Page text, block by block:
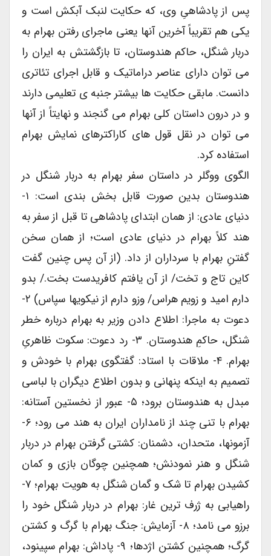
پس از پادشاهیِ وی، که حکایت لنبک آبکش است و
یکی هم تقریباً آخرین آنها یعنی ماجرای رفتن بهرام به
دربار شنگل، حاکم هندوستان، تا بازگشتش به ایران را
می توان دارای عناصر دراماتیک و قابل اجرای تئاتری
دانست. مابقی حکایت ها بیشتر جنبه ی تعلیمی دارند
و در درون داستان کلی بهرام می گنجند و نهایتاً از آنها
می توان در نقل قول های کاراکترهای نمایش بهرام
استفاده کرد.
الگوی ووگلر در داستان سفر بهرام به دربار شنگل در
دنیای عادی: از همان ابتدای پادشاهی تا قبل از سفر به
هند کلاً بهرام در دنیای عادی است؛ از همان سخن
گفتنِ بهرام با سرداران از داد. (از آن پس چنین گفت
کاین تاج و تخت/ از آن یافتم کافریدست بخت./ بدو
دارم امید و زویم هراس/ وزو دارم از نیکویها سپاس) ۲-
دعوت به ماجرا: اطلاع دادن وزیر به بهرام درباره خطر
شنگل، حاکمِ هندوستان. ۳- رد دعوت: سکوت ظاهریِ
بهرام. ۴- ملاقات با استاد: گفتگوی بهرام با خودش و
تصمیم به اینکه پنهانی و بدون اطلاع دیگران با لباسی
مبدل به هندوستان برود؛ ۵- عبور از نخستین آستانه:
بهرام با تنی چند از نامداران ایران به هند می رود؛ ۶-
آزمونها، متحدان، دشمنان: کشتی گرفتن بهرام در دربار
شنگل و هنر نمودنش؛ همچنین چوگان بازی و کمان
کشیدن بهرام تا شک و گمان شنگل به هویت بهرام؛ ۷-
راهیابی به ژرف ترین غار: بهرام در دربار شنگل خود را
برزو می نامد؛ ۸- آزمایش: جنگ بهرام با گرگ و کشتن
گرگ؛ همچنین کشتن اژدها؛ ۹- پاداش: بهرام سپینود،